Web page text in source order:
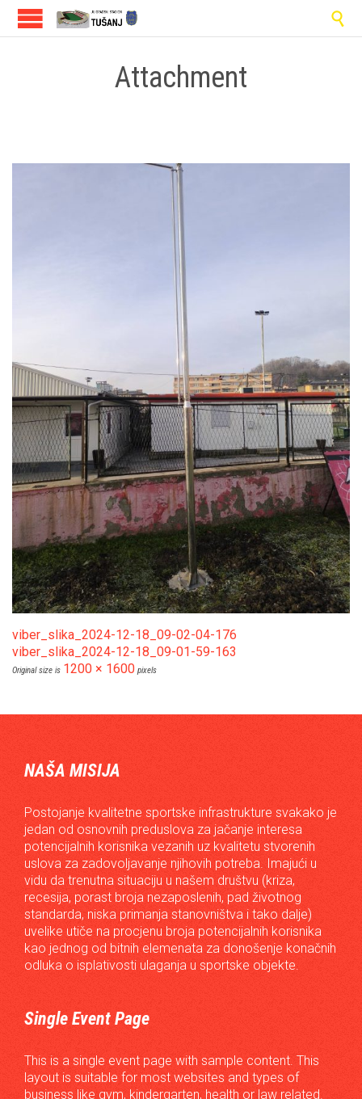

Attachment
viber_slika_2024-12-18_09-02-04-176
viber_slika_2024-12-18_09-01-59-163
Original size is 1200 × 1600 pixels
NAŠA MISIJA
Postojanje kvalitetne sportske infrastrukture svakako je
jedan od osnovnih preduslova za jačanje interesa
potencijalnih korisnika vezanih uz kvalitetu stvorenih
uslova za zadovoljavanje njihovih potreba. Imajući u
vidu da trenutna situaciju u našem društvu (kriza,
recesija, porast broja nezaposlenih, pad životnog
standarda, niska primanja stanovništva i tako dalje)
uvelike utiče na procjenu broja potencijalnih korisnika
kao jednog od bitnih elemenata za donošenje konačnih
odluka o isplativosti ulaganja u sportske objekte.
Single Event Page
This is a single event page with sample content. This
layout is suitable for most websites and types of
business like gym, kindergarten, health or law related.